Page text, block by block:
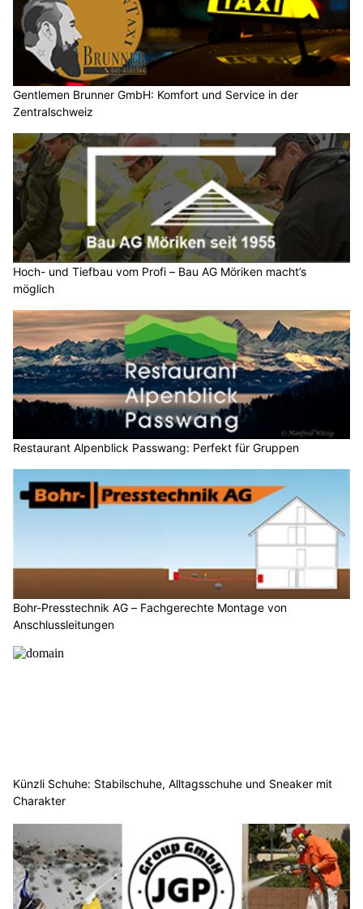
Gentlemen Brunner GmbH: Komfort und Service in der
Zentralschweiz
Hoch- und Tiefbau vom Profi – Bau AG Möriken macht’s
möglich
Restaurant Alpenblick Passwang: Perfekt für Gruppen
Bohr-Presstechnik AG – Fachgerechte Montage von
Anschlussleitungen
Künzli Schuhe: Stabilschuhe, Alltagsschuhe und Sneaker mit
Charakter